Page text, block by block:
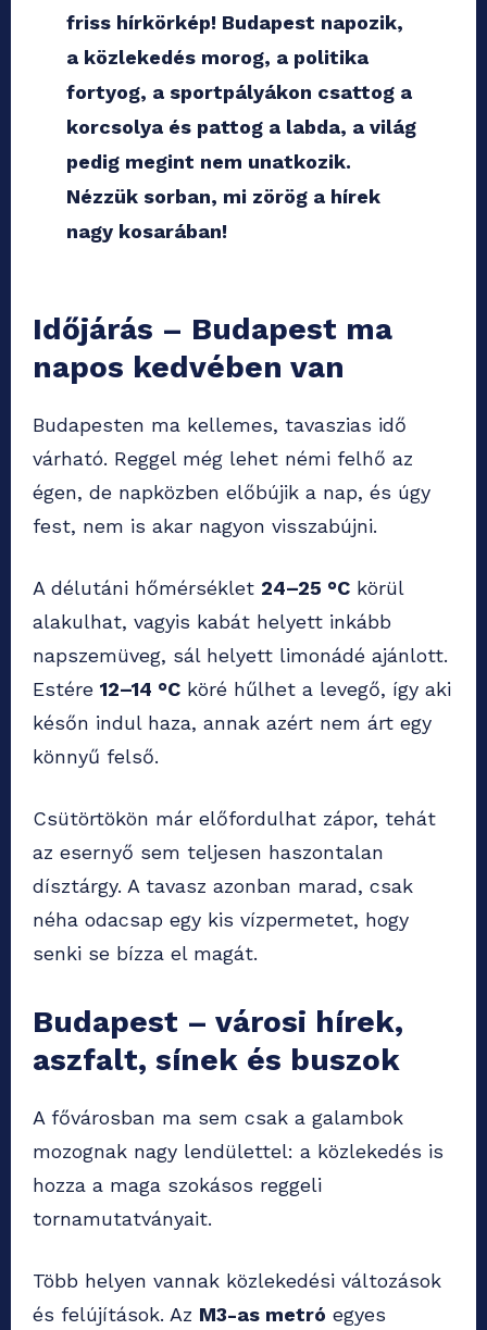
friss hírkörkép! Budapest napozik,
a közlekedés morog, a politika
fortyog, a sportpályákon csattog a
korcsolya és pattog a labda, a világ
pedig megint nem unatkozik.
Nézzük sorban, mi zörög a hírek
nagy kosarában!
Időjárás – Budapest ma
napos kedvében van
Budapesten ma kellemes, tavaszias idő
várható. Reggel még lehet némi felhő az
égen, de napközben előbújik a nap, és úgy
fest, nem is akar nagyon visszabújni.
A délutáni hőmérséklet 24–25 °C körül
alakulhat, vagyis kabát helyett inkább
napszemüveg, sál helyett limonádé ajánlott.
Estére 12–14 °C köré hűlhet a levegő, így aki
későn indul haza, annak azért nem árt egy
könnyű felső.
Csütörtökön már előfordulhat zápor, tehát
az esernyő sem teljesen haszontalan
dísztárgy. A tavasz azonban marad, csak
néha odacsap egy kis vízpermetet, hogy
senki se bízza el magát.
Budapest – városi hírek,
aszfalt, sínek és buszok
A fővárosban ma sem csak a galambok
mozognak nagy lendülettel: a közlekedés is
hozza a maga szokásos reggeli
tornamutatványait.
Több helyen vannak közlekedési változások
és felújítások. Az M3-as metró egyes